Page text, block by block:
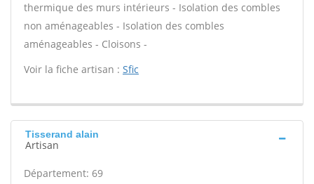
thermique des murs intérieurs - Isolation des combles
non aménageables - Isolation des combles
aménageables - Cloisons -
Voir la fiche artisan : Sfic
Tisserand alain
Artisan
Département: 69